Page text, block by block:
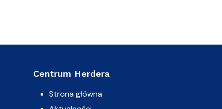
Centrum Herdera
Strona główna